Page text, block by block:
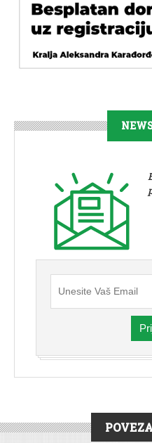
DRUŠTVO|SERVIS VESTI